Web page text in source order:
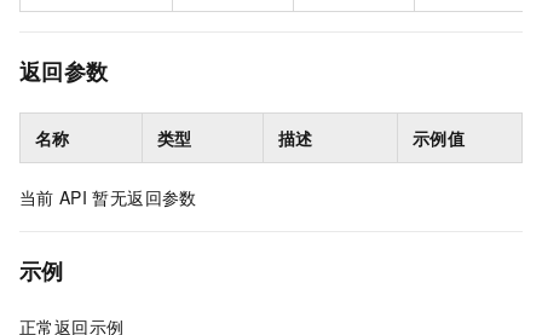
返回参数
名称 类型 描述 示例值
当前 API 暂无返回参数
示例
正常返回示例